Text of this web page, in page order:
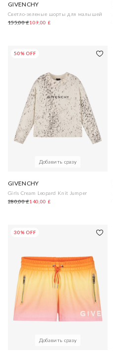
GIVENCHY
Светло-зеленые шорты для малышей
155,00 £109,00 £
50% OFF
Добавить сразу
GIVENCHY
Girls Cream Leopard Knit Jumper
280,00 £140,00 £
30% OFF
Добавить сразу